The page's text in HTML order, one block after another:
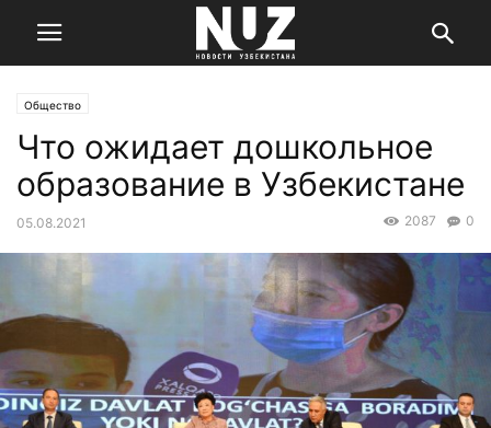
Общество
Что ожидает дошкольное
образование в Узбекистане
05.08.2021 0
2087